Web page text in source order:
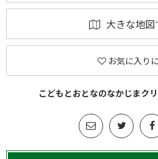
大きな地図
お気に入り
こどもとおとなのなかじまク